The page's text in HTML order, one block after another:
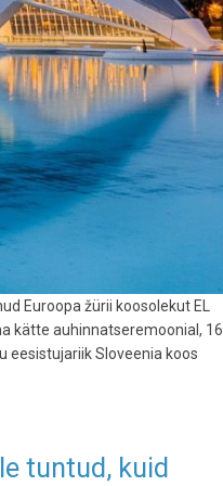
Euroopa žürii koosolekut EL
kätte auhinnatseremoonial, 16.
eesistujariik Sloveenia koos
tuntud, kuid